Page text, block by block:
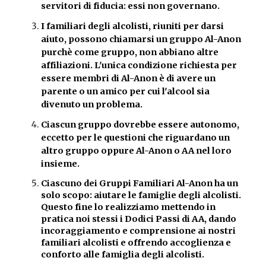
servitori di fiducia: essi non governano.
I familiari degli alcolisti, riuniti per darsi
aiuto, possono chiamarsi un gruppo Al-Anon
purchè come gruppo, non abbiano altre
affiliazioni. L'unica condizione richiesta per
essere membri di Al-Anon è di avere un
parente o un amico per cui l'alcool sia
divenuto un problema.
Ciascun gruppo dovrebbe essere autonomo,
eccetto per le questioni che riguardano un
altro gruppo oppure Al-Anon o AA nel loro
insieme.
Ciascuno dei Gruppi Familiari Al-Anon ha un
solo scopo: aiutare le famiglie degli alcolisti.
Questo fine lo realizziamo mettendo in
pratica noi stessi i Dodici Passi di AA, dando
incoraggiamento e comprensione ai nostri
familiari alcolisti e offrendo accoglienza e
conforto alle famiglia degli alcolisti.